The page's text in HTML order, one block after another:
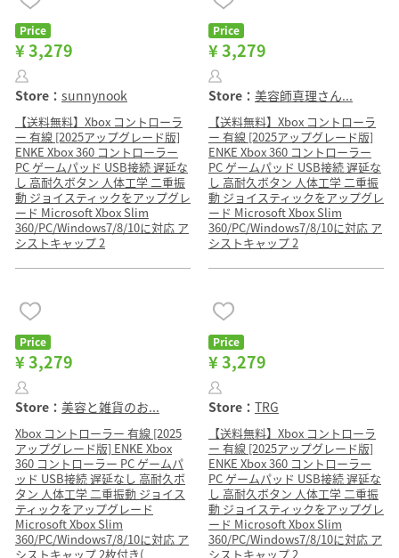
Price
¥ 3,279
Store： sunnynook
【送料無料】Xbox コントローラ
ー 有線 [2025アップグレード版]
ENKE Xbox 360 コントローラー
PC ゲームパッド USB接続 遅延な
し 高耐久ボタン 人体工学 二重振
動 ジョイスティックをアップグレ
ード Microsoft Xbox Slim
360/PC/Windows7/8/10に対応 ア
シストキャップ 2
Price
¥ 3,279
Store： 美容師真理さん...
【送料無料】Xbox コントローラ
ー 有線 [2025アップグレード版]
ENKE Xbox 360 コントローラー
PC ゲームパッド USB接続 遅延な
し 高耐久ボタン 人体工学 二重振
動 ジョイスティックをアップグレ
ード Microsoft Xbox Slim
360/PC/Windows7/8/10に対応 ア
シストキャップ 2
Price
¥ 3,279
Store： 美容と雑貨のお...
Xbox コントローラー 有線 [2025
アップグレード版] ENKE Xbox
360 コントローラー PC ゲームパ
ッド USB接続 遅延なし 高耐久ボ
タン 人体工学 二重振動 ジョイス
ティックをアップグレード
Microsoft Xbox Slim
360/PC/Windows7/8/10に対応 ア
シストキャップ 2枚付き(
Price
¥ 3,279
Store： TRG
【送料無料】Xbox コントローラ
ー 有線 [2025アップグレード版]
ENKE Xbox 360 コントローラー
PC ゲームパッド USB接続 遅延な
し 高耐久ボタン 人体工学 二重振
動 ジョイスティックをアップグレ
ード Microsoft Xbox Slim
360/PC/Windows7/8/10に対応 ア
シストキャップ 2